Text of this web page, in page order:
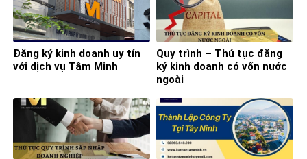
Đăng ký kinh doanh uy tín
với dịch vụ Tâm Minh
Quy trình – Thủ tục đăng
ký kinh doanh có vốn nước
ngoài